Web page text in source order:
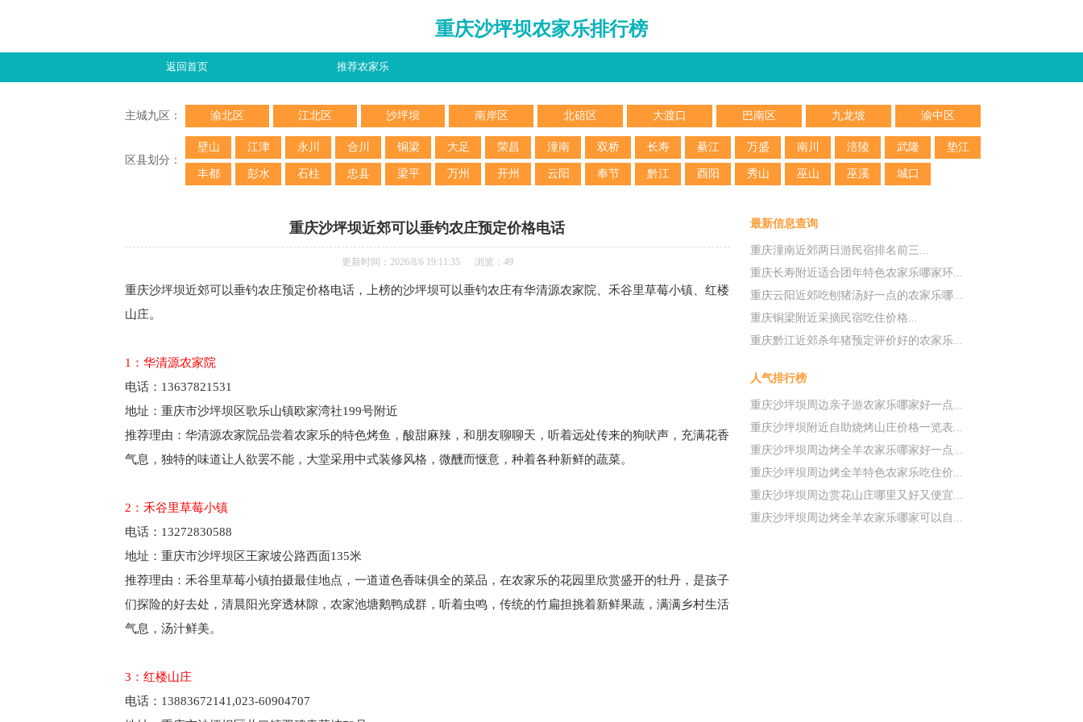
重庆沙坪坝农家乐排行榜
返回首页 推荐农家乐
主城九区： 渝北区 江北区 沙坪坝 南岸区 北碚区 大渡口 巴南区 九龙坡 渝中区
区县划分：
壁山 江津 永川 合川 铜梁 大足 荣昌 潼南 双桥 长寿 綦江 万盛 南川 涪陵 武隆 垫江
丰都 彭水 石柱 忠县 梁平 万州 开州 云阳 奉节 黔江 酉阳 秀山 巫山 巫溪 城口
重庆沙坪坝近郊可以垂钓农庄预定价格电话
更新时间：2026/8/6 19:11:35 浏览：49
重庆沙坪坝近郊可以垂钓农庄预定价格电话，上榜的沙坪坝可以垂钓农庄有华清源农家院、禾谷里草莓小镇、红楼
山庄。
1：华清源农家院
电话：13637821531
地址：重庆市沙坪坝区歌乐山镇欧家湾社199号附近
推荐理由：华清源农家院品尝着农家乐的特色烤鱼，酸甜麻辣，和朋友聊聊天，听着远处传来的狗吠声，充满花香
气息，独特的味道让人欲罢不能，大堂采用中式装修风格，微醺而惬意，种着各种新鲜的蔬菜。
2：禾谷里草莓小镇
电话：13272830588
地址：重庆市沙坪坝区王家坡公路西面135米
推荐理由：禾谷里草莓小镇拍摄最佳地点，一道道色香味俱全的菜品，在农家乐的花园里欣赏盛开的牡丹，是孩子
们探险的好去处，清晨阳光穿透林隙，农家池塘鹅鸭成群，听着虫鸣，传统的竹扁担挑着新鲜果蔬，满满乡村生活
气息，汤汁鲜美。
3：红楼山庄
电话：13883672141,023-60904707
最新信息查询
重庆潼南近郊两日游民宿排名前三...
重庆长寿附近适合团年特色农家乐哪家环...
重庆云阳近郊吃刨猪汤好一点的农家乐哪...
重庆铜梁附近采摘民宿吃住价格...
重庆黔江近郊杀年猪预定评价好的农家乐...
人气排行榜
重庆沙坪坝周边亲子游农家乐哪家好一点...
重庆沙坪坝附近自助烧烤山庄价格一览表...
重庆沙坪坝周边烤全羊农家乐哪家好一点...
重庆沙坪坝周边烤全羊特色农家乐吃住价...
重庆沙坪坝周边赏花山庄哪里又好又便宜...
重庆沙坪坝周边烤全羊农家乐哪家可以自...